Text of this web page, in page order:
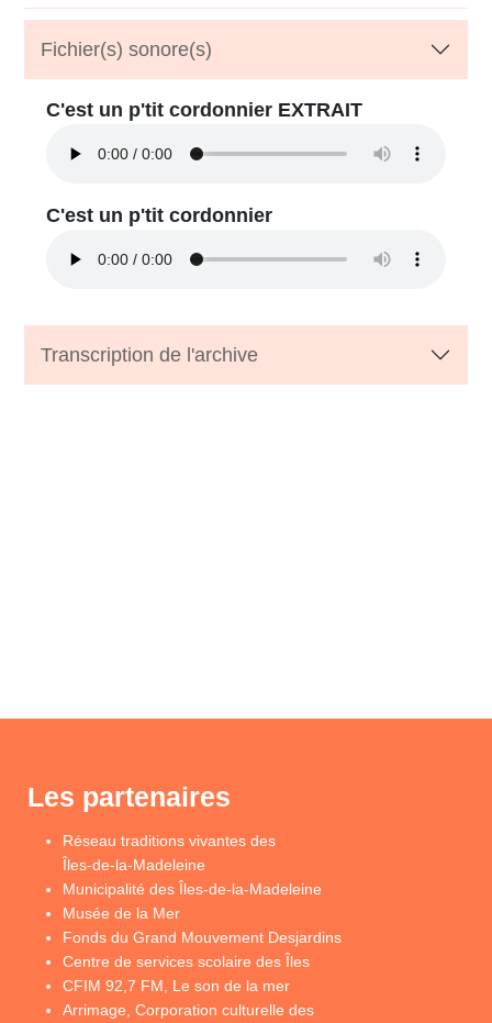
Fichier(s) sonore(s)
C'est un p'tit cordonnier EXTRAIT
C'est un p'tit cordonnier
Transcription de l'archive
Les partenaires
Réseau traditions vivantes des
Îles-de-la-Madeleine
Municipalité des Îles-de-la-Madeleine
Musée de la Mer
Fonds du Grand Mouvement Desjardins
Centre de services scolaire des Îles
CFIM 92,7 FM, Le son de la mer
Arrimage, Corporation culturelle des